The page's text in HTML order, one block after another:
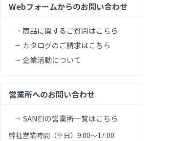
Webフォームからのお問い合わせ
商品に関するご質問はこちら
カタログのご請求はこちら
企業活動について
営業所へのお問い合わせ
SANEIの営業所一覧はこちら
弊社営業時間（平日）9:00～17:00